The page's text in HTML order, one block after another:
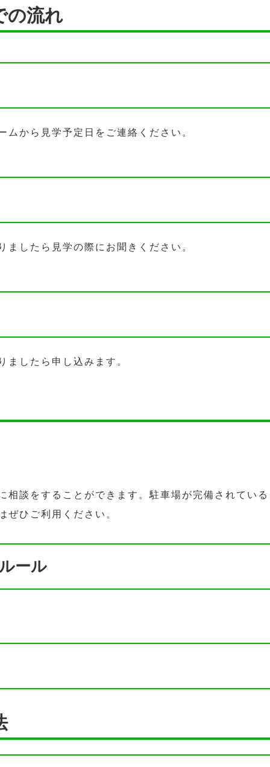
の流れ
から見学予定日をご連絡ください。
したら見学の際にお聞きください。
ましたら申し込みます。
相談をすることができます。駐車場が完備されている
ぜひご利用ください。
ール